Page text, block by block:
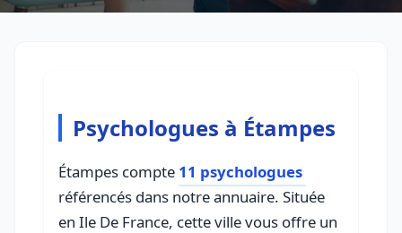
Psychologues à Étampes
Étampes compte 11 psychologues
référencés dans notre annuaire. Située
en Ile De France, cette ville vous offre un